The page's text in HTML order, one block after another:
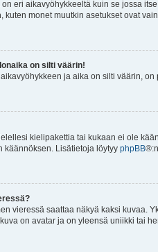
eri aikavyöhykkeeltä kuin se jossa
monet muutkin asetukset ovat
on silti väärin!
ja aika on silti väärin,
kielipakettia tai kukaan ei ole
käännöksen. Lisätietoja löytyy phpBB
vieressä saattaa näkyä kaksi kuvaa.
on avatar ja on yleensä uniikki tai